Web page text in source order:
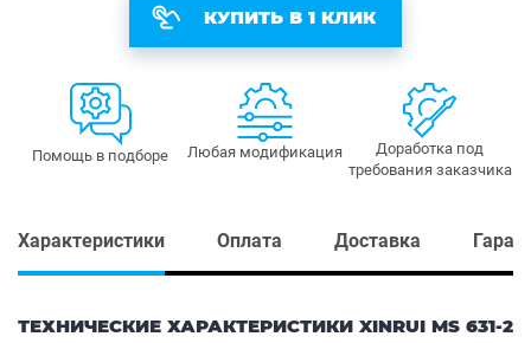
КУПИТЬ В 1 КЛИК
Помощь в подборе Любая модификация
Доработка под
требования заказчика
Характеристики Оплата Доставка
ТЕХНИЧЕСКИЕ ХАРАКТЕРИСТИКИ XINRUI MS 631-2